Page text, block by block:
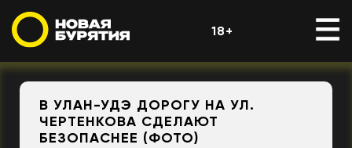
18+
В УЛАН-УДЭ ДОРОГУ НА УЛ.
ЧЕРТЕНКОВА СДЕЛАЮТ
БЕЗОПАСНЕЕ (ФОТО)